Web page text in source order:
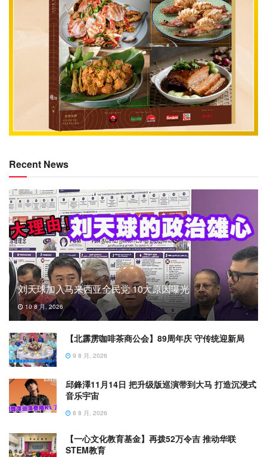
Recent News
刘天球加入马来西亚全民党 10大原因曝光
10 8 月, 2026
【北霹雳咖啡茶商公会】89周年庆 守传统迎新局
9 8 月, 2026
邱鋒澤11月14日 把升级版巡演带到大马 打造沉浸式
音乐宇宙
8 8 月, 2026
【一心文化教育基金】再拨52万令吉 推动华联
STEM教育